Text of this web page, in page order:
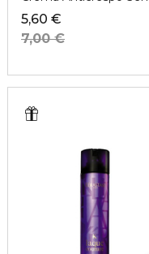
5,60 €
7,00 €